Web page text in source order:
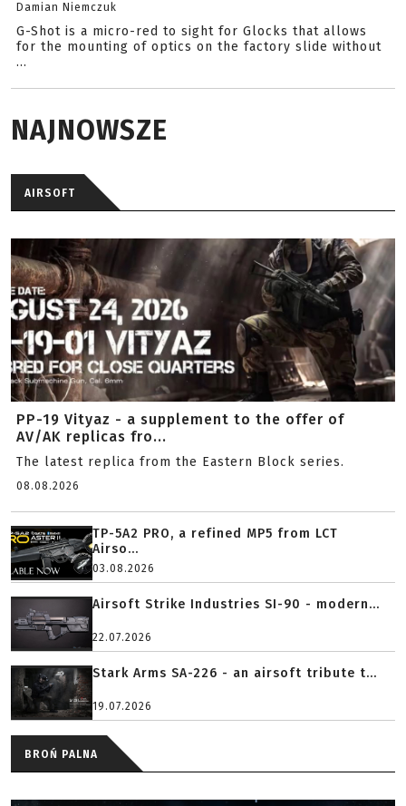
Damian Niemczuk
G-Shot is a micro-red to sight for Glocks that allows
for the mounting of optics on the factory slide without
...
NAJNOWSZE
AIRSOFT
PP-19 Vityaz - a supplement to the offer of
AV/AK replicas fro...
The latest replica from the Eastern Block series.
08.08.2026
TP-5A2 PRO, a refined MP5 from LCT
Airso...
03.08.2026
Airsoft Strike Industries SI-90 - modern...
22.07.2026
Stark Arms SA-226 - an airsoft tribute t...
19.07.2026
BROŃ PALNA